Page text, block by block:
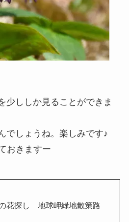
少ししか見ることができま
でしょうね。楽しみです♪
おきますー
花探し 地球岬緑地散策路